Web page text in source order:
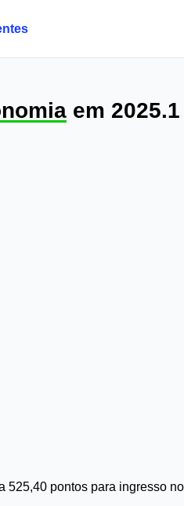
em 2025.1
525,40 pontos para ingresso